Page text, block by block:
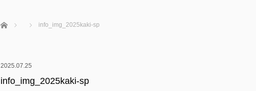
ホーム info_img_2025kaki-sp
2025.07.25
info_img_2025kaki-sp